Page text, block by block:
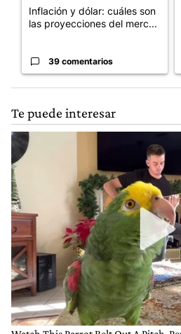
Inflación y dólar: cuáles son
las proyecciones del merc...
39 comentarios